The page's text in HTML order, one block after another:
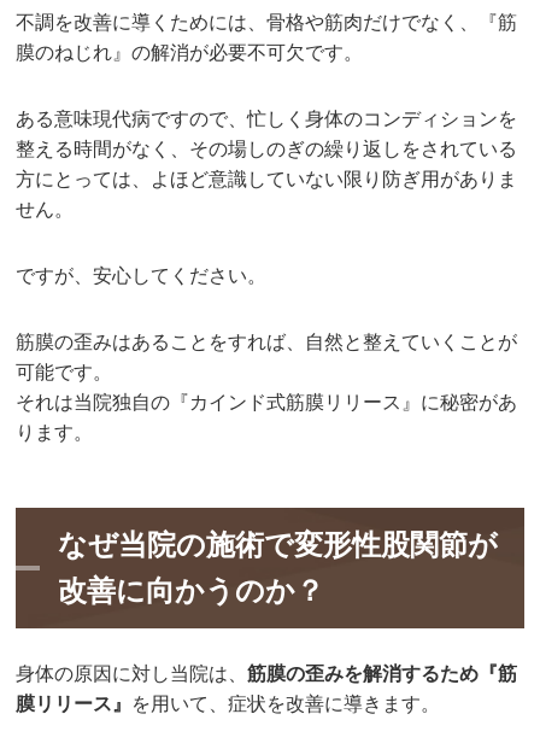
不調を改善に導くためには、骨格や筋肉だけでなく、『筋
膜のねじれ』の解消が必要不可欠です。
ある意味現代病ですので、忙しく身体のコンディションを
整える時間がなく、その場しのぎの繰り返しをされている
方にとっては、よほど意識していない限り防ぎ用がありま
せん。
ですが、安心してください。
筋膜の歪みはあることをすれば、自然と整えていくことが
可能です。
それは当院独自の『カインド式筋膜リリース』に秘密があ
ります。
なぜ当院の施術で変形性股関節が
改善に向かうのか？
身体の原因に対し当院は、筋膜の歪みを解消するため『筋
膜リリース』 を用いて、症状を改善に導きます。